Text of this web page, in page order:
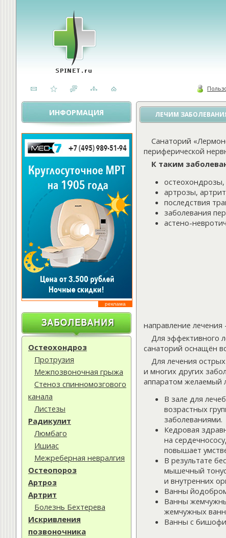
ИНФОРМАЦИЯ
реклама
Остеохондроз
Протрузия
Межпозвоночная грыжа
Стеноз спинномозгового
канала
Листезы
Радикулит
Люмбаго
Ишиас
Межреберная невралгия
Остеопороз
Артроз
Артрит
Болезнь Бехтерева
Искривления
позвоночника
ЛЕЧИМ
Санаторий
периферической
К таким
остеохондрозы,
артрозы,
последствия
заболевания
астено-
направление
Для эффективного
санаторий оснащён
Для лечения
и многих других
аппаратом желаемый
В зале для
возрастных
заболеваниями.
Кедровая
на
повышает
В результате
мышечный
и внутренних
Ванны
Ванны
жемчужных ванн
Ванны с